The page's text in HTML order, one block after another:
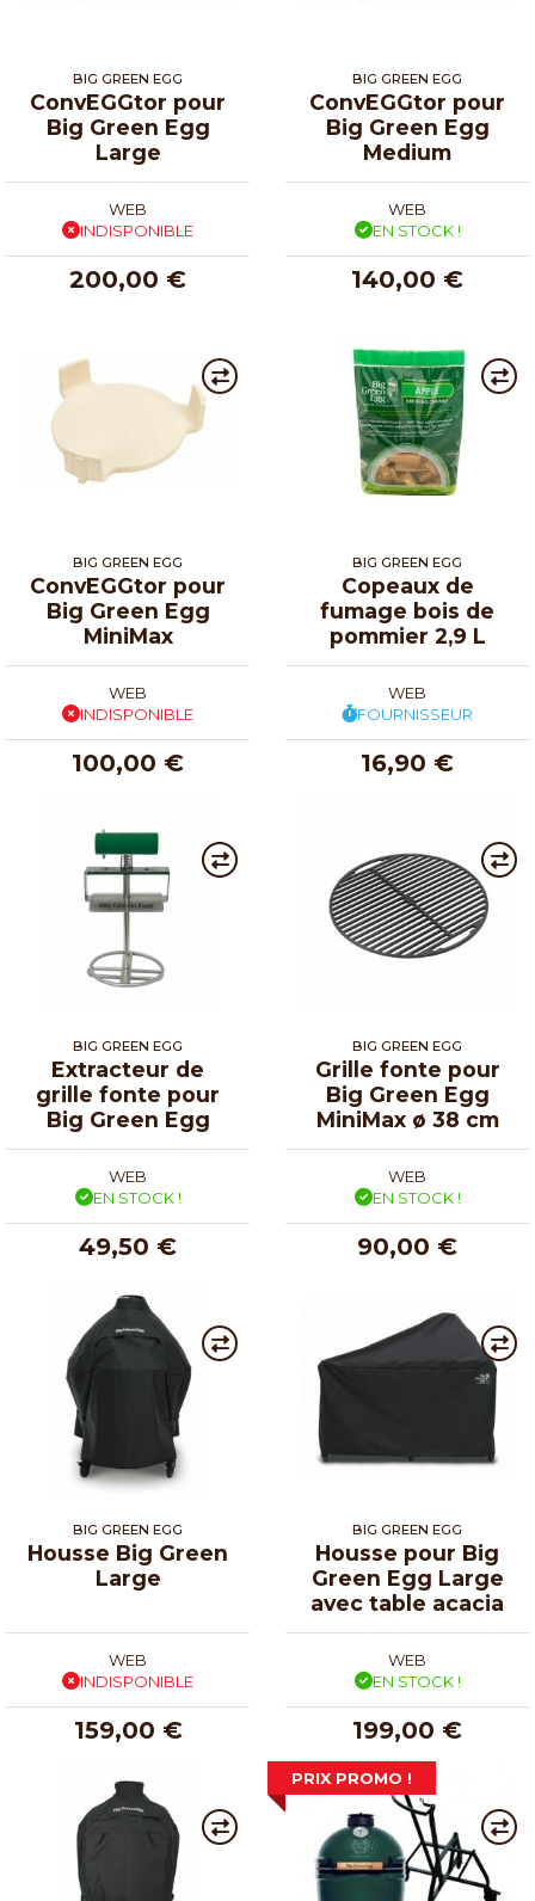
BIG GREEN EGG
ConvEGGtor pour
Big Green Egg
Large
WEB
INDISPONIBLE
200,00 €
BIG GREEN EGG
ConvEGGtor pour
Big Green Egg
Medium
WEB
EN STOCK !
140,00 €
BIG GREEN EGG
ConvEGGtor pour
Big Green Egg
MiniMax
WEB
INDISPONIBLE
100,00 €
BIG GREEN EGG
Copeaux de
fumage bois de
pommier 2,9 L
WEB
FOURNISSEUR
16,90 €
BIG GREEN EGG
Extracteur de
grille fonte pour
Big Green Egg
WEB
EN STOCK !
49,50 €
BIG GREEN EGG
Grille fonte pour
Big Green Egg
MiniMax ø 38 cm
WEB
EN STOCK !
90,00 €
BIG GREEN EGG
Housse Big Green
Large
WEB
INDISPONIBLE
159,00 €
BIG GREEN EGG
Housse pour Big
Green Egg Large
avec table acacia
WEB
EN STOCK !
199,00 €
PRIX PROMO !